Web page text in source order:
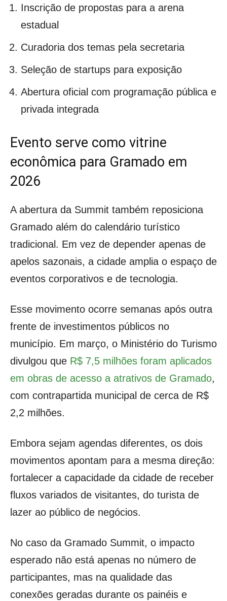
Inscrição de propostas para a arena
estadual
Curadoria dos temas pela secretaria
Seleção de startups para exposição
Abertura oficial com programação pública e
privada integrada
Evento serve como vitrine
econômica para Gramado em
2026
A abertura da Summit também reposiciona
Gramado além do calendário turístico
tradicional. Em vez de depender apenas de
apelos sazonais, a cidade amplia o espaço de
eventos corporativos e de tecnologia.
Esse movimento ocorre semanas após outra
frente de investimentos públicos no
município. Em março, o Ministério do Turismo
divulgou que R$ 7,5 milhões foram aplicados
em obras de acesso a atrativos de Gramado,
com contrapartida municipal de cerca de R$
2,2 milhões.
Embora sejam agendas diferentes, os dois
movimentos apontam para a mesma direção:
fortalecer a capacidade da cidade de receber
fluxos variados de visitantes, do turista de
lazer ao público de negócios.
No caso da Gramado Summit, o impacto
esperado não está apenas no número de
participantes, mas na qualidade das
conexões geradas durante os painéis e